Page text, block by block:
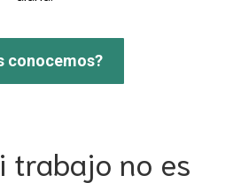
conocemos?
trabajo no es